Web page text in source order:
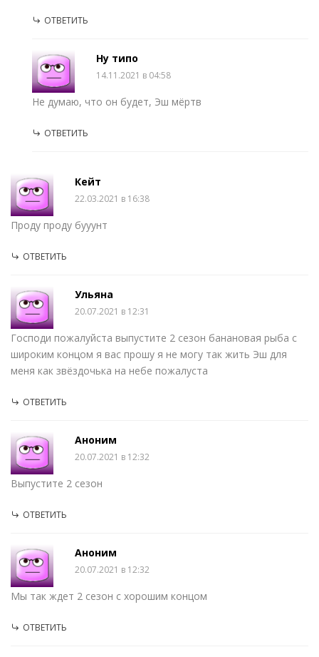
ОТВЕТИТЬ
Ну типо
14.11.2021 в 04:58
Не думаю, что он будет, Эш мёртв
ОТВЕТИТЬ
Кейт
22.03.2021 в 16:38
Проду проду бууунт
ОТВЕТИТЬ
Ульяна
20.07.2021 в 12:31
Господи пожалуйста выпустите 2 сезон банановая рыба с
широким концом я вас прошу я не могу так жить Эш для
меня как звëздочька на небе пожалуста
ОТВЕТИТЬ
Аноним
20.07.2021 в 12:32
Выпустите 2 сезон
ОТВЕТИТЬ
Аноним
20.07.2021 в 12:32
Мы так ждет 2 сезон с хорошим концом
ОТВЕТИТЬ